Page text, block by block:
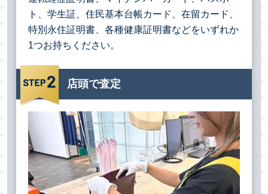
ト、学生証、住民基本台帳カード、在留カード、
特別永住証明書、各種健康証明書などをいずれか
1つお持ちください。
店頭で査定